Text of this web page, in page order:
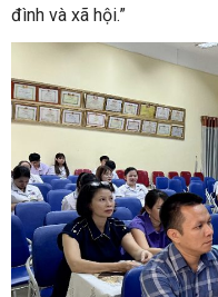
đình và xã hội.”